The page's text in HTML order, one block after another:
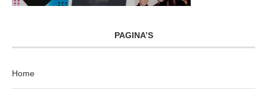
PAGINA’S
Home